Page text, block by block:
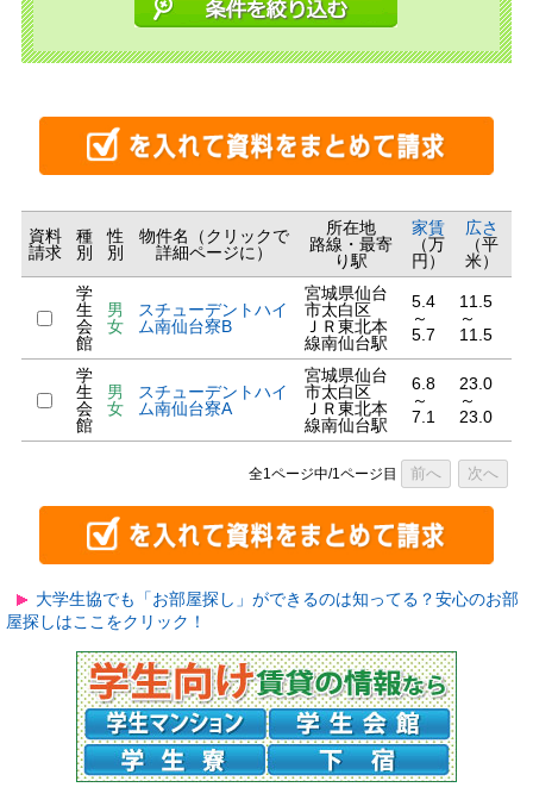
資料
請求
種
別
性
別
物件名（クリックで
詳細ページに）
所在地
路線・最寄
り駅
家賃
（万
円）
広さ
（平
米）
学
生
会
館
男
女
スチューデントハイ
ム南仙台寮B
宮城県仙台
市太白区
ＪＲ東北本
線南仙台駅
5.4
～
5.7
11.5
～
11.5
学
生
会
館
男
女
スチューデントハイ
ム南仙台寮A
宮城県仙台
市太白区
ＪＲ東北本
線南仙台駅
6.8
～
7.1
23.0
～
23.0
全1ページ中/1ページ目 前へ 次へ
大学生協でも「お部屋探し」ができるのは知ってる？安心のお部
屋探しはここをクリック！